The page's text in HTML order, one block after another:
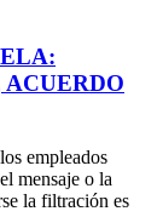
empleados
mensaje o la
la filtración es